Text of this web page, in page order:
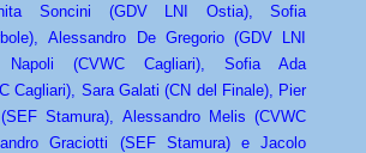
Soncini (GDV LNI Ostia), Sofia
Alessandro De Gregorio (GDV LNI
(CVWC Cagliari), Sofia Ada
Cagliari), Sara Galati (CN del Finale), Pier
Stamura), Alessandro Melis (CVWC
Graciotti (SEF Stamura) e Jacolo